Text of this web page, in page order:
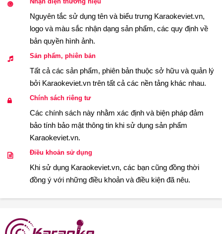
Nguyên tắc sử dụng tên và biểu trưng Karaokeviet.vn,
logo và màu sắc nhận dạng sản phẩm, các quy định về
bản quyền hình ảnh.
Sản phẩm, phiên bản
Tất cả các sản phẩm, phiên bản thuộc sở hữu và quản lý
bởi Karaokeviet.vn trên tất cả các nền tảng khác nhau.
Chính sách riêng tư
Các chính sách này nhằm xác định và biện pháp đảm
bảo tính bảo mật thông tin khi sử dụng sản phẩm
Karaokeviet.vn.
Điều khoản sử dụng
Khi sử dụng Karaokeviet.vn, các bạn cũng đồng thời
đồng ý với những điều khoản và điều kiện đã nêu.